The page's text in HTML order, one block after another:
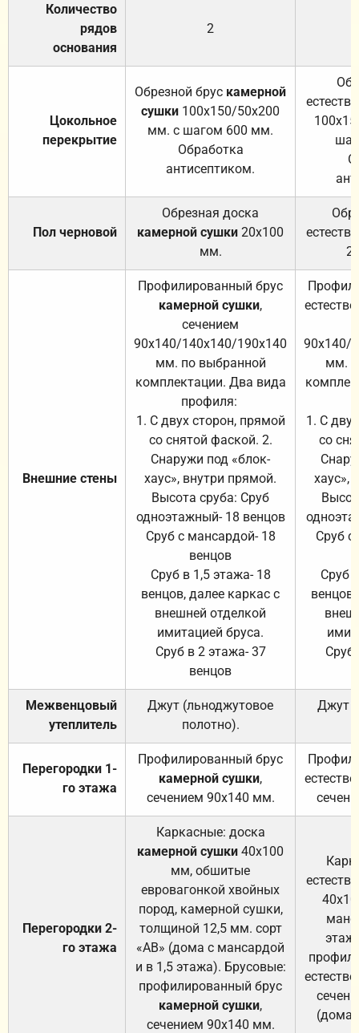
Количество
рядов
основания
2
Цокольное
перекрытие
Обрезной брус камерной
сушки 100х150/50х200
мм. с шагом 600 мм.
Обработка
антисептиком.
Пол черновой
Обрезная доска
камерной сушки 20х100
мм.
Внешние стены
Профилированный брус
камерной сушки,
сечением
90х140/140х140/190х140
мм. по выбранной
комплектации. Два вида
профиля:
1. С двух сторон, прямой
со снятой фаской. 2.
Снаружи под «блок-
хаус», внутри прямой.
Высота сруба: Сруб
одноэтажный- 18 венцов
Сруб с мансардой- 18
венцов
Сруб в 1,5 этажа- 18
венцов, далее каркас с
внешней отделкой
имитацией бруса.
Сруб в 2 этажа- 37
венцов
90х140/
мм.
1. С
со
хаус»,
Сруб с
Сруб
Сруб
Межвенцовый
утеплитель
Джут (льноджутовое
полотно).
Джут
Перегородки 1-
го этажа
Профилированный брус
камерной сушки,
сечением 90х140 мм.
Перегородки 2-
го этажа
Каркасные: доска
камерной сушки 40х100
мм, обшитые
евровагонкой хвойных
пород, камерной сушки,
толщиной 12,5 мм. сорт
«АВ» (дома с мансардой
и в 1,5 этажа). Брусовые:
профилированный брус
камерной сушки,
сечением 90х140 мм.
(дома